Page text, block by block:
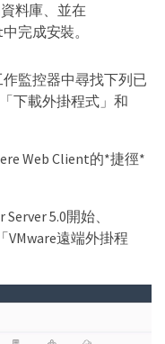
料庫、並在
完成安裝。
作監控器中尋找下列已
下載外掛程式」和
Web Client的*捷徑*
5.0開始、
VMware遠端外掛程